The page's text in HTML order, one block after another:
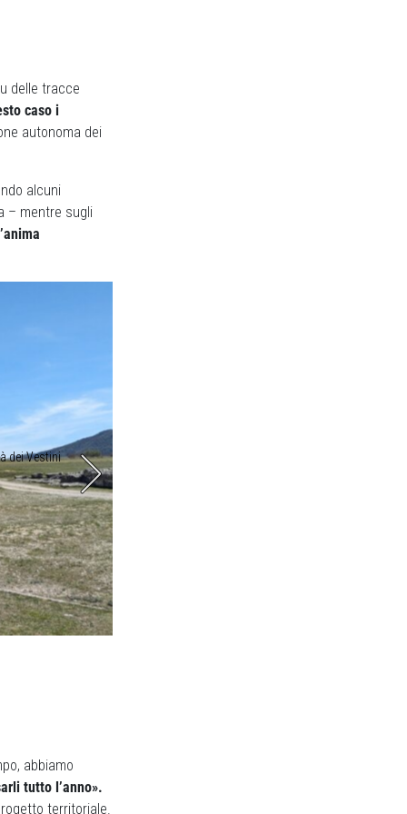
delle tracce
caso i
autonoma dei
alcuni
– mentre sugli
l’anima
dei Vestini
abbiamo
tutto l’anno».
territoriale.